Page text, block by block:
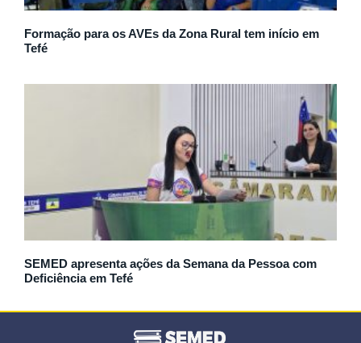
Formação para os AVEs da Zona Rural tem início em
Tefé
SEMED apresenta ações da Semana da Pessoa com
Deficiência em Tefé